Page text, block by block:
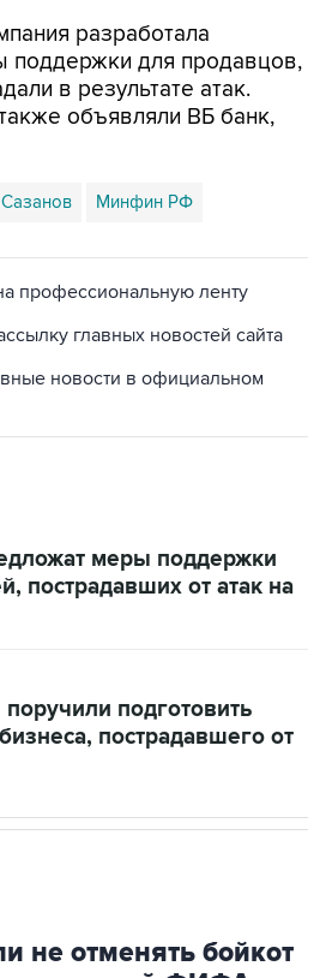
разработала
поддержки для продавцов,
в результате атак.
объявляли ВБ банк,
Минфин РФ
профессиональную ленту
главных новостей сайта
новости в официальном
меры поддержки
пострадавших от атак на
подготовить
пострадавшего от
не отменять бойкот